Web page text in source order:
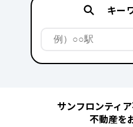
キー
サンフロンティ
不動産を